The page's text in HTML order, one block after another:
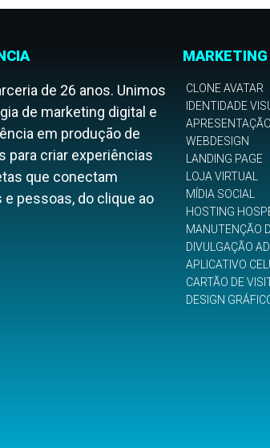
de 26 anos. Unimos
de marketing digital e
em produção de
para criar experiências
que conectam
e pessoas, do clique ao
CLONE AVATAR
IDENTIDADE
WEBDESIGN
LANDING PAGE
LOJA VIRTUAL
MÍDIA SOCIAL
HOSTING
MANUTENÇÃO
DIVULGAÇÃO
APLICATIVO
CARTÃO DE
DESIGN